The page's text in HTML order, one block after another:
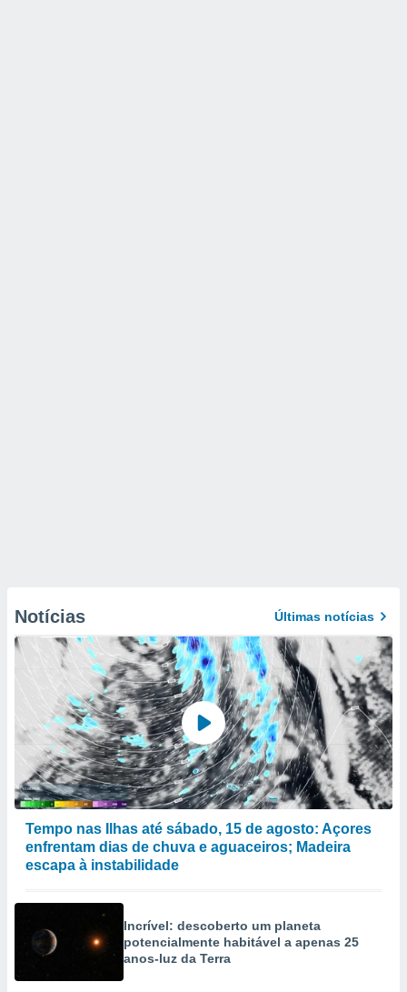
Notícias Últimas notícias
Tempo nas Ilhas até sábado, 15 de agosto: Açores
enfrentam dias de chuva e aguaceiros; Madeira
escapa à instabilidade
Incrível: descoberto um planeta
potencialmente habitável a apenas 25
anos-luz da Terra